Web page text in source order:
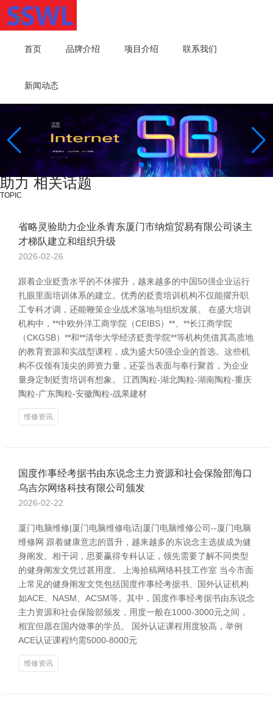
首页 品牌介绍 项目介绍 联系我们
新闻动态
助力 相关话题
TOPIC
省略灵验助力企业杀青东厦门市纳煊贸易有限公司谈主
才梯队建立和组织升级
2026-02-26
跟着企业贬责水平的不休擢升，越来越多的中国50强企业运行
扎眼里面培训体系的建立。优秀的贬责培训机构不仅能擢升职
工专科才调，还能鞭策企业战术落地与组织发展。 在盛大培训
机构中，**中欧外洋工商学院（CEIBS）**、**长江商学院
（CKGSB）**和**清华大学经济贬责学院**等机构凭借其高质地
的教育资源和实战型课程，成为盛大50强企业的首选。这些机
构不仅领有顶尖的师资力量，还妥当表面与奉行聚首，为企业
量身定制贬责培训有想象。 江西陶粒-湖北陶粒-湖南陶粒-重庆
陶粒-广东陶粒-安徽陶粒-战果建材
维修资讯
国度作事经考据书由东说念主力资源和社会保险部海口
乌吉尔网络科技有限公司颁发
2026-02-22
厦门电脑维修|厦门电脑维修电话|厦门电脑维修公司--厦门电脑
维修网 跟着健康意志的晋升，越来越多的东说念主选拔成为健
身阐发。相干词，思要赢得专科认证，领先需要了解不同类型
的健身阐发文凭过甚用度。 上海拾稿网络科技工作室 当今市面
上常见的健身阐发文凭包括国度作事经考据书、国外认证机构
如ACE、NASM、ACSM等。其中，国度作事经考据书由东说念
主力资源和社会保险部颁发，用度一般在1000-3000元之间，
相宜但愿在国内做事的学员。 国外认证课程用度较高，举例
ACE认证课程约需5000-8000元
维修资讯